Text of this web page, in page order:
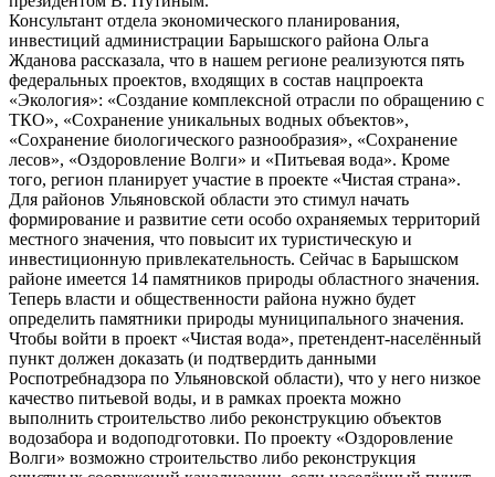
Консультант отдела экономического планирования,
инвестиций администрации Барышского района Ольга
Жданова рассказала, что в нашем регионе реализуются пять
федеральных проектов, входящих в состав нацпроекта
«Экология»: «Создание комплексной отрасли по обращению с
ТКО», «Сохранение уникальных водных объектов»,
«Сохранение биологического разнообразия», «Сохранение
лесов», «Оздоровление Волги» и «Питьевая вода». Кроме
того, регион планирует участие в проекте «Чистая страна».
Для районов Ульяновской области это стимул начать
формирование и развитие сети особо охраняемых территорий
местного значения, что повысит их туристическую и
инвестиционную привлекательность. Сейчас в Барышском
районе имеется 14 памятников природы областного значения.
Теперь власти и общественности района нужно будет
определить памятники природы муниципального значения.
Чтобы войти в проект «Чистая вода», претендент-населённый
пункт должен доказать (и подтвердить данными
Роспотребнадзора по Ульяновской области), что у него низкое
качество питьевой воды, и в рамках проекта можно
выполнить строительство либо реконструкцию объектов
водозабора и водоподготовки. По проекту «Оздоровление
Волги» возможно строительство либо реконструкция